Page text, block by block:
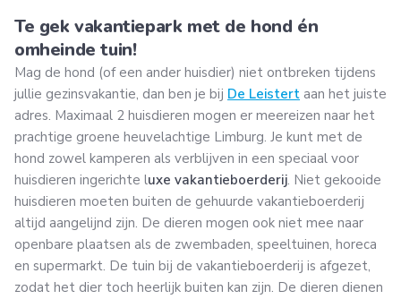
Te gek vakantiepark met de hond én
omheinde tuin!
Mag de hond (of een ander huisdier) niet ontbreken tijdens
jullie gezinsvakantie, dan ben je bij De Leistert aan het juiste
adres. Maximaal 2 huisdieren mogen er meereizen naar het
prachtige groene heuvelachtige Limburg. Je kunt met de
hond zowel kamperen als verblijven in een speciaal voor
huisdieren ingerichte luxe vakantieboerderij. Niet gekooide
huisdieren moeten buiten de gehuurde vakantieboerderij
altijd aangelijnd zijn. De dieren mogen ook niet mee naar
openbare plaatsen als de zwembaden, speeltuinen, horeca
en supermarkt. De tuin bij de vakantieboerderij is afgezet,
zodat het dier toch heerlijk buiten kan zijn. De dieren dienen